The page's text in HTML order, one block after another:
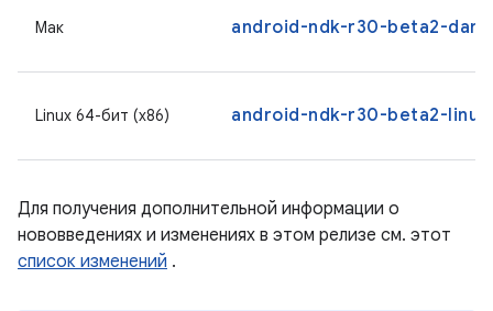
Мак android-ndk-r30-beta2-
Linux 64-бит (x86) android-ndk-r30-beta2-
Для получения дополнительной информации о
нововведениях и изменениях в этом релизе см. этот
список изменений .